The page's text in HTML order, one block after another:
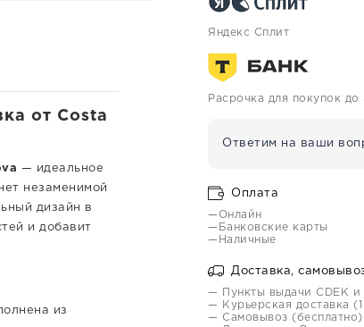
Яндекс Сплит
Расрочка для покупок
Ответим на ваши
Оплата
—Онлайн
—Банковские карты
—Наличные
Доставка,
— Пункты выдачи CDEK
— Курьерская доставка
— Самовывоз (бесплатно)
от Costa
— идеальное
незаменимой
дизайн в
и добавит
из